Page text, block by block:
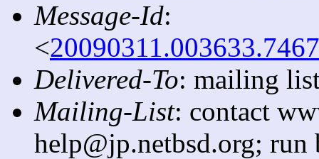
Message-Id:
<
Delivered-To: mailing
Mailing-List: contact
help@jp.netbsd.org;